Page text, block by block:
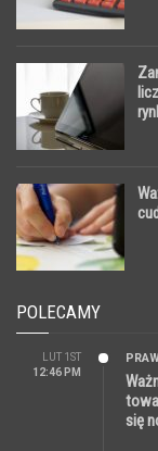
POLECAMY
LUT 1ST
12:46 PM
się